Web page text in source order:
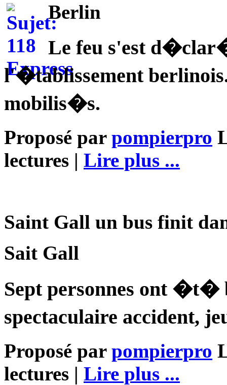
Berlin
Le feu s'est
l'�tablissement
mobilis�s.
Proposé par pompierpro
lectures | Lire plus ...
Saint Gall un bus finit
Sait Gall
Sept personnes ont �t�
spectaculaire accident,
Proposé par pompierpro
lectures | Lire plus ...